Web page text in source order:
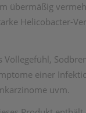
übermäßig
Helicobacter-
einer
uvm.